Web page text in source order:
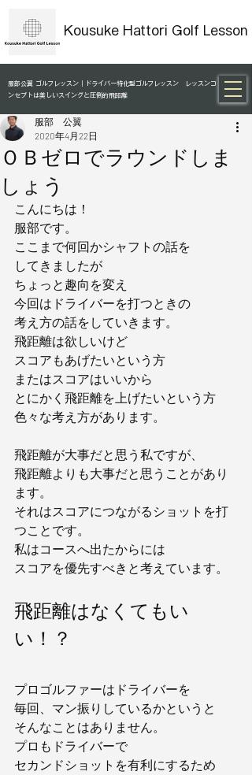
Kousuke Hattori Golf Lesson
服部公翼 ゴルフレッスン｜ドライバー特化型ゴルフレッスン レッスンコ
ンセプトは美しいスイングと圧倒的飛距離
ＯＢゼロでラウンドしま
しょう
服部 公翼
2020年4月22日
こんにちは！
服部です。
ここまで何回かシャフトの話を
してきましたが
ちょっと趣向を変え
今回はドライバーを打つときの
考え方の話をしていきます。
飛距離は欲しいけど
スコアもあげたいという方
またはスコアはいいから
とにかく飛距離を上げたいという方
色々な考え方があります。
飛距離が大事だと思う私ですが、
飛距離よりも大事だと思うことがあり
ます。
それはスコアにつながるショットを打
つことです。
私はコースへ出たからには
スコアを優先すべきと考えています。
飛距離はなくてもい
い！？
プロゴルファーはドライバーを
毎回、マン振りしているかというと
そんなことはありません。
プロもドライバーで
セカンドショットを有利にするため